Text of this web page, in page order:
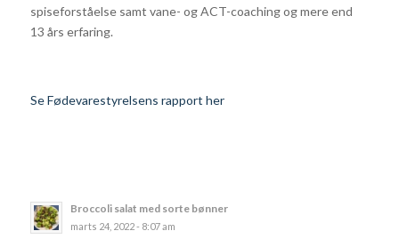
spiseforståelse samt vane- og ACT-coaching og mere end
13 års erfaring.
Se Fødevarestyrelsens rapport her
Broccoli salat med sorte bønner
marts 24, 2022 - 8:07 am